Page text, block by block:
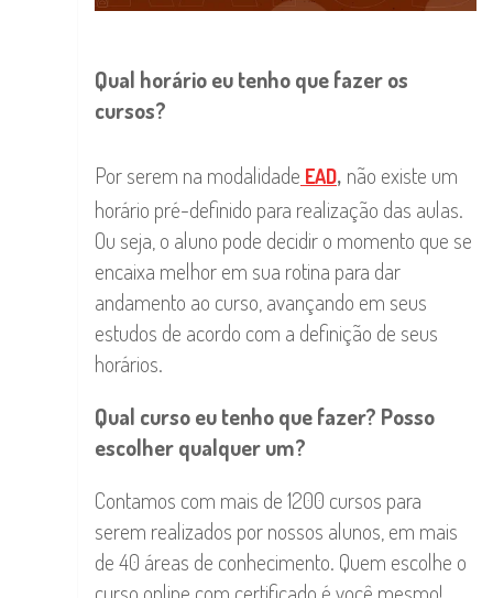
Qual horário eu tenho que fazer os
cursos?
Por serem na modalidade EAD, não existe um
horário pré-definido para realização das aulas.
Ou seja, o aluno pode decidir o momento que se
encaixa melhor em sua rotina para dar
andamento ao curso, avançando em seus
estudos de acordo com a definição de seus
horários.
Qual curso eu tenho que fazer? Posso
escolher qualquer um?
Contamos com mais de 1200 cursos para
serem realizados por nossos alunos, em mais
de 40 áreas de conhecimento. Quem escolhe o
curso online com certificado é você mesmo!